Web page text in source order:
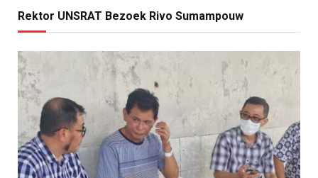
Rektor UNSRAT Bezoek Rivo Sumampouw